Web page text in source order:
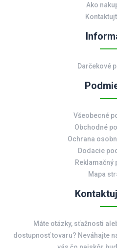
Ako
Darčekové
Všeobecné
Obchodné
Ochrana
Dodacie
Reklamačný
Mapa
Máte otázky, sťažnosti
dostupnosť tovaru? Neváhajte